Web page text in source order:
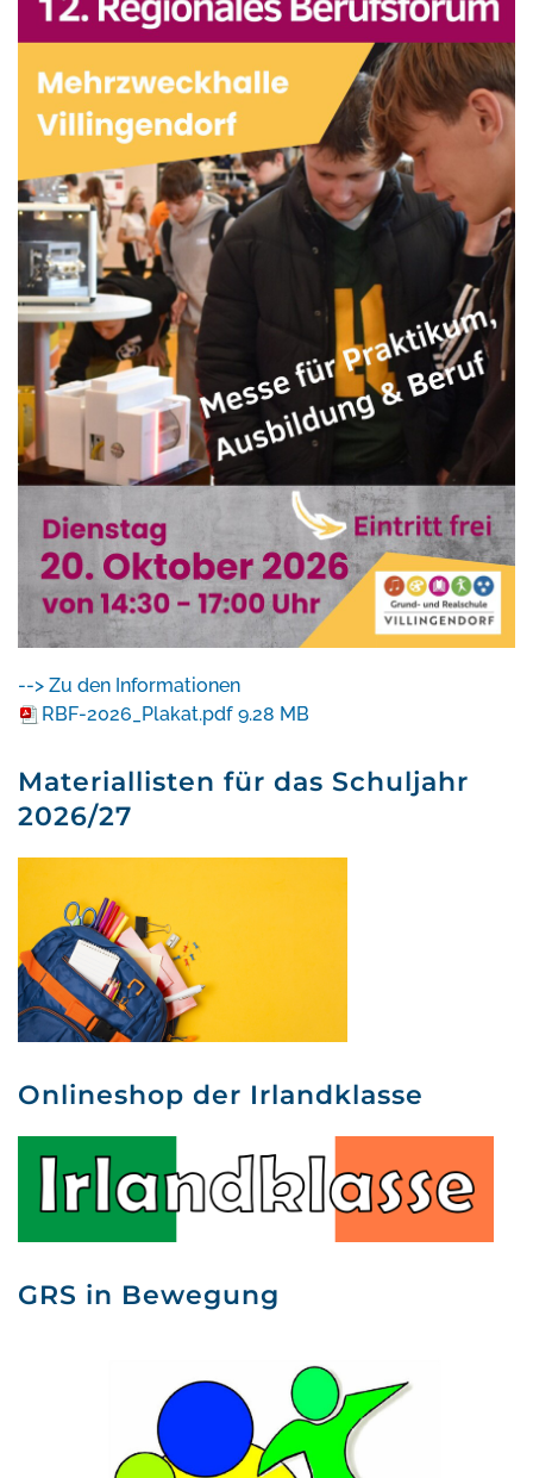
--> Zu den Informationen
RBF-2026_Plakat.pdf 9.28 MB
Materiallisten für das Schuljahr
2026/27
Onlineshop der Irlandklasse
GRS in Bewegung